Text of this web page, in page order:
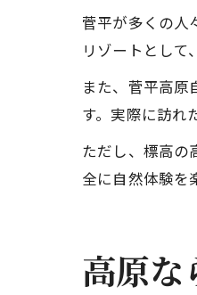
菅平が多くの人
リゾートとして
また、菅平高
す。実際に訪れ
ただし、標高の
全に自然体験を
高原な